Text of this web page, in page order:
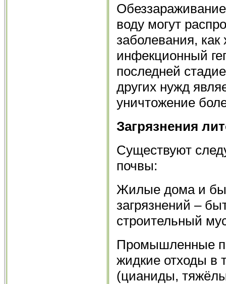
воду могут
заболевания,
инфекционный
последней
других нужд
уничтожение
Загрязнения
Существуют
почвы:
Жилые дома и
загрязнений –
строительный
Промышленные
жидкие отходы в
(цианиды,